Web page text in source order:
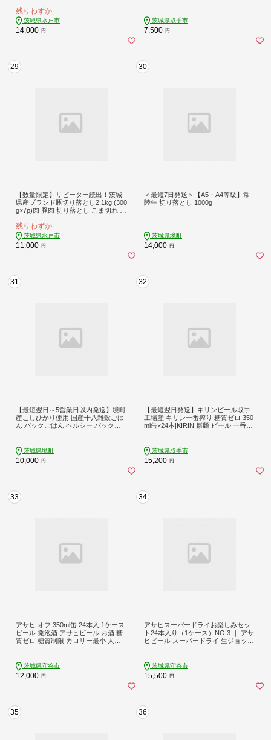
産 茨城県産 産地直送 肩ロース ウデ
モモ バラ 高評価 人気 内田本店 茨城
県 水戸市（EC-20）
残りわずか
茨城県水戸市
14,000 円
茨城県取手市
7,500 円
29
【数量限定】リピーター続出！茨城
県産ブランド豚切り落とし2.1kg (300
g×7p)肉 豚肉 切り落とし こま切れ 小
産 茨城県産 産地直送 肩ロース ウデ
モモ バラ 高評価 人気 内田本店 茨城
県 水戸市（EC-4_1）
残りわずか
茨城県水戸市
11,000 円
30
＜最短7日発送＞【A5・A4等級】常
陸牛 切り落とし 1000g
茨城県境町
14,000 円
31
【最短翌日～5営業日以内発送】境町
産こしひかり使用 国産十八雑穀ごは
ん パックごはん ヘルシー パックラ
茨城県境町
10,000 円
32
【最短翌日発送】キリンビール取手
工場産 キリン一番搾り 糖質ゼロ 350
ml缶×24本|KIRIN 麒麟 ビール 一番搾
茨城県取手市
15,200 円
33
アサヒ オフ 350ml缶 24本入 1ケース
ビール 発泡酒 アサヒビール お酒 糖
質ゼロ 糖質制限 カロリー最小 人口
茨城県守谷市
12,000 円
34
アサヒスーパードライお楽しみセッ
ト24本入り（1ケース）NO.3 ｜ アサ
ヒビール スーパードライ 生ジョッキ
ール Asahi super dry 缶ビール 飲み
比べ 茨城県守谷市
茨城県守谷市
15,500 円
35 36